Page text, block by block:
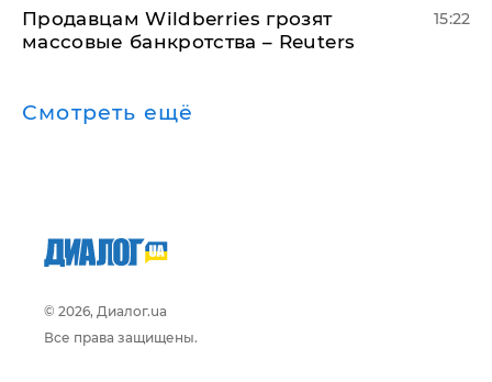
Продавцам Wildberries грозят
массовые банкротства – Reuters
15:22
Смотреть ещё
© 2026, Диалог.ua
Все права защищены.